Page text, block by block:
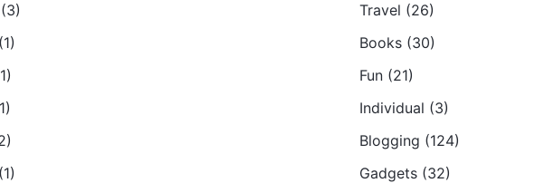
Travel (26)
Books (30)
Fun (21)
Individual (3)
Blogging (124)
Gadgets (32)